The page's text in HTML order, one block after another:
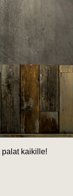
palat kaikille!